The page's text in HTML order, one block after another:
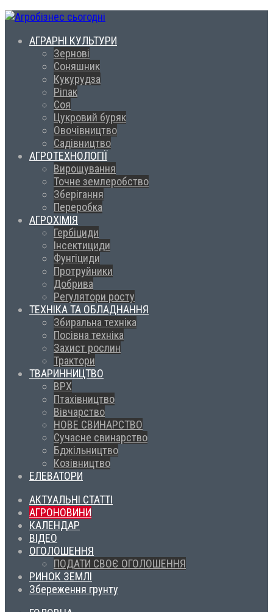
АГРАРНІ КУЛЬТУРИ
Зернові
Соняшник
Кукурудза
Ріпак
Соя
Цукровий буряк
Овочівництво
Садівництво
АГРОТЕХНОЛОГІЇ
Вирощування
Точне землеробство
Зберігання
Переробка
АГРОХІМІЯ
Гербіциди
Інсектициди
Фунгіциди
Протруйники
Добрива
Регулятори росту
ТЕХНІКА ТА ОБЛАДНАННЯ
Збиральна техніка
Посівна техніка
Захист рослин
Трактори
ТВАРИННИЦТВО
ВРХ
Птахівництво
Вівчарство
НОВЕ СВИНАРСТВО
Сучасне свинарство
Бджільництво
Козівництво
ЕЛЕВАТОРИ
АКТУАЛЬНІ СТАТТІ
АГРОНОВИНИ
КАЛЕНДАР
ВІДЕО
ОГОЛОШЕННЯ
ПОДАТИ СВОЄ ОГОЛОШЕННЯ
РИНОК ЗЕМЛІ
Збереження грунту